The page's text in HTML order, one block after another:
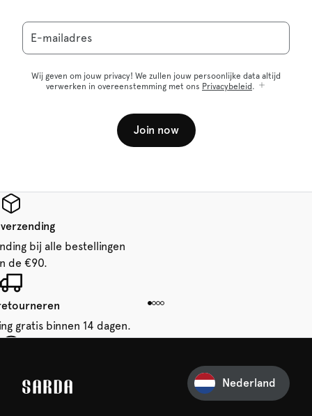
E-mailadres
Wij geven om jouw privacy! We zullen jouw persoonlijke data altijd
verwerken in overeenstemming met ons Privacybeleid .
Join now
bij alle bestellingen
de €90.
gratis binnen 14 dagen.
van SARDA — je eerste
Nederland